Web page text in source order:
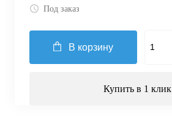
Под заказ
В корзину
Купить в 1 клик